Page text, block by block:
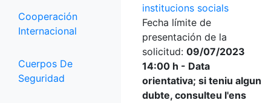
Cooperación
Internacional
Cuerpos De
Seguridad
institucions socials
Fecha límite de
presentación de la
solicitud: 09/07/2023
14:00 h - Data
orientativa; si teniu algun
dubte, consulteu l'ens